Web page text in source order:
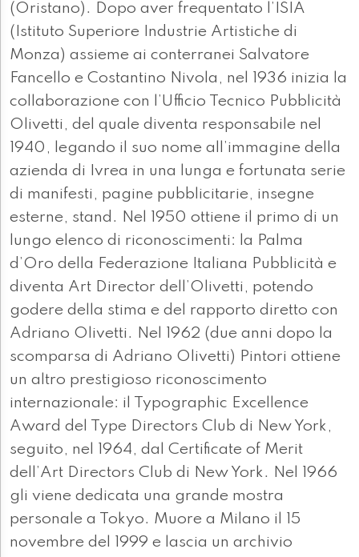
(Oristano). Dopo aver frequentato l’ISIA
(Istituto Superiore Industrie Artistiche di
Monza) assieme ai conterranei Salvatore
Fancello e Costantino Nivola, nel 1936 inizia la
collaborazione con l’Ufficio Tecnico Pubblicità
Olivetti, del quale diventa responsabile nel
1940, legando il suo nome all’immagine della
azienda di Ivrea in una lunga e fortunata serie
di manifesti, pagine pubblicitarie, insegne
esterne, stand. Nel 1950 ottiene il primo di un
lungo elenco di riconoscimenti: la Palma
d’Oro della Federazione Italiana Pubblicità e
diventa Art Director dell’Olivetti, potendo
godere della stima e del rapporto diretto con
Adriano Olivetti. Nel 1962 (due anni dopo la
scomparsa di Adriano Olivetti) Pintori ottiene
un altro prestigioso riconoscimento
internazionale: il Typographic Excellence
Award del Type Directors Club di New York,
seguito, nel 1964, dal Certificate of Merit
dell’Art Directors Club di New York. Nel 1966
gli viene dedicata una grande mostra
personale a Tokyo. Muore a Milano il 15
novembre del 1999 e lascia un archivio